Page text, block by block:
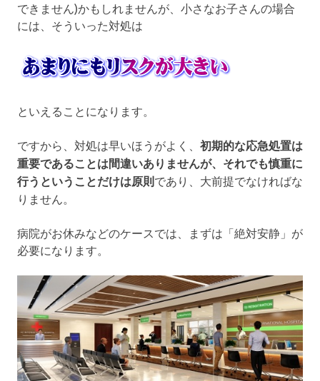
できません)かもしれませんが、小さなお子さんの場合
には、そういった対処は
といえることになります。
ですから、対処は早いほうがよく、 初期的な応急処置は
重要であることは間違いありませんが、それでも慎重に
行うということだけは原則であり、大前提でなければな
りません。
病院がお休みなどのケースでは、まずは「絶対安静」が
必要になります。